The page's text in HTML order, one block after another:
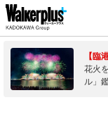
【臨
花火
ル」